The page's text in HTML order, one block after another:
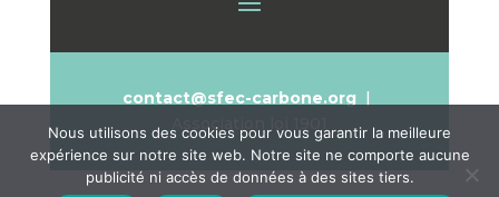
contact@sfec-carbone.org
Association loi 1901
Nous utilisons des cookies pour vous garantir la meilleure
expérience sur notre site web. Notre site ne comporte aucune
publicité ni accès de données à des sites tiers.